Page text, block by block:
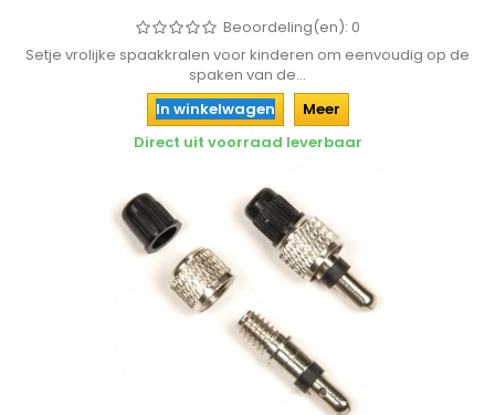
Beoordeling(en): 0
Setje vrolijke spaakkralen voor kinderen om eenvoudig op de
spaken van de...
In winkelwagen
Meer
Direct uit voorraad leverbaar